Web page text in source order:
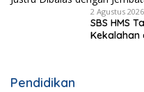
2 Agustus 2026
SBS HMS
Kekalahan
Pendidikan